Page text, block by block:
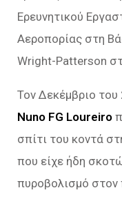
Ερευνητικού
Αεροπορίας στη
Wright-Patterson
Τον Δεκέμβριο
Nuno FG Loureiro
σπίτι του κοντά
που είχε ήδη
πυροβολισμό στον